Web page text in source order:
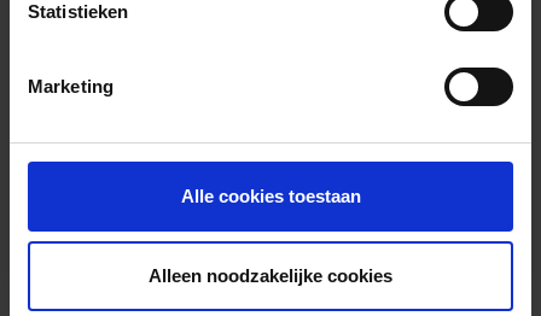
Statistieken
Marketing
Alle cookies toestaan
Alleen noodzakelijke cookies